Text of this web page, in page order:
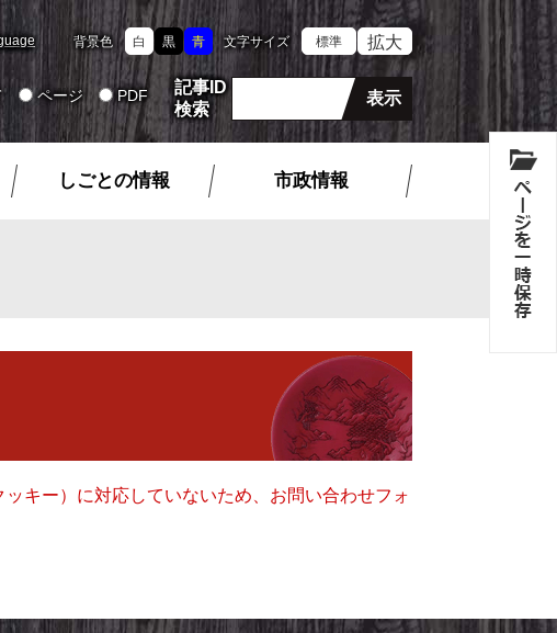
背景色 白 黒 青 文字サイズ 標準 拡大
ページ PDF
記事ID
検索
しごとの情報 市政情報
キー）に対応していないため、お問い合わせフォ